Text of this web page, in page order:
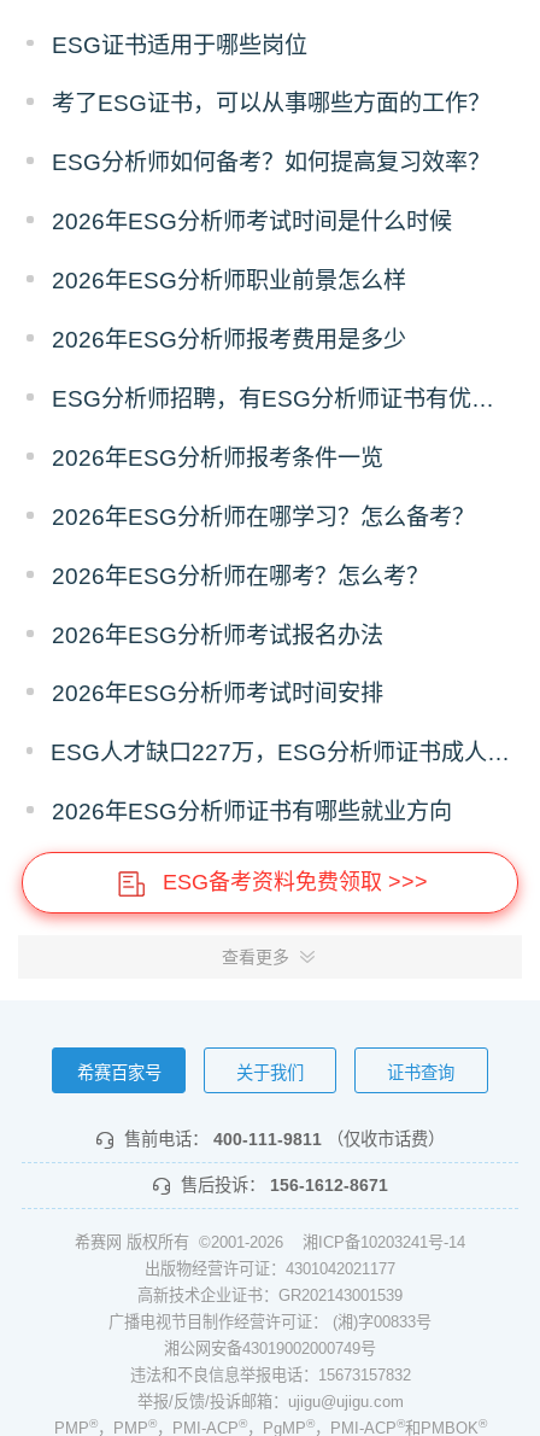
ESG证书适用于哪些岗位
考了ESG证书，可以从事哪些方面的工作？
ESG分析师如何备考？如何提高复习效率？
2026年ESG分析师考试时间是什么时候
2026年ESG分析师职业前景怎么样
2026年ESG分析师报考费用是多少
ESG分析师招聘，有ESG分析师证书有优势吗
2026年ESG分析师报考条件一览
2026年ESG分析师在哪学习？怎么备考？
2026年ESG分析师在哪考？怎么考？
2026年ESG分析师考试报名办法
2026年ESG分析师考试时间安排
ESG人才缺口227万，ESG分析师证书成人才竞争“硬通货”
2026年ESG分析师证书有哪些就业方向
ESG备考资料免费领取 >>>
查看更多
希赛百家号 关于我们 证书查询
售前电话： 400-111-9811 （仅收市话费）
售后投诉： 156-1612-8671
希赛网 版权所有 ©2001-2026 湘ICP备10203241号-14
出版物经营许可证：4301042021177
高新技术企业证书：GR202143001539
广播电视节目制作经营许可证： (湘)字00833号
湘公网安备43019002000749号
违法和不良信息举报电话：15673157832
举报/反馈/投诉邮箱：ujigu@ujigu.com
PMP®，PMP®，PMI-ACP®，PgMP®，PMI-ACP®和PMBOK®